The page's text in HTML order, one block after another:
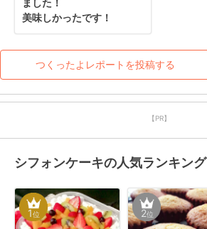
美味しかったです！
つくったよレポートを投稿する
【PR】
シフォンケーキの人気ランキング
1位 2位